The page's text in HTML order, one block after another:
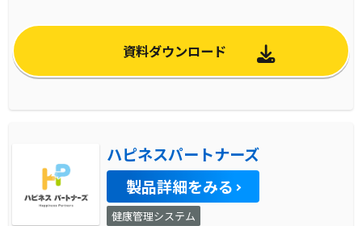
資料ダウンロード
ハピネスパートナーズ
製品詳細をみる
健康管理システム